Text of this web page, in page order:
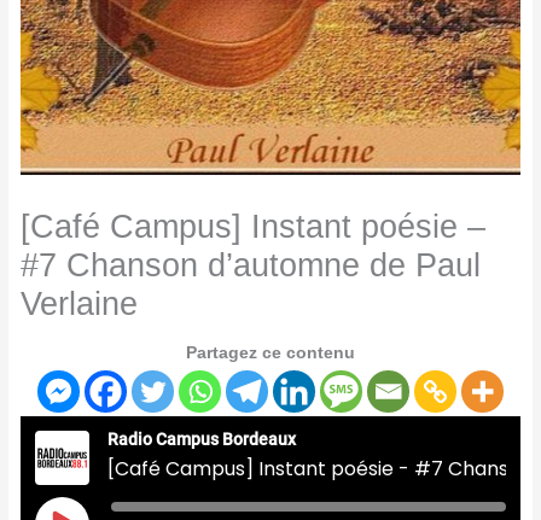
[Café Campus] Instant poésie –
#7 Chanson d’automne de Paul
Verlaine
Partagez ce contenu
Radio Campus Bordeaux
Play